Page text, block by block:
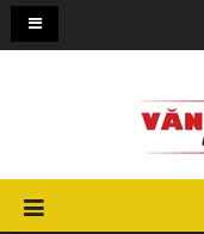
Toggle
navigation